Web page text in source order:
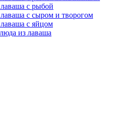
с рыбой
с сыром и творогом
с яйцом
из лаваша